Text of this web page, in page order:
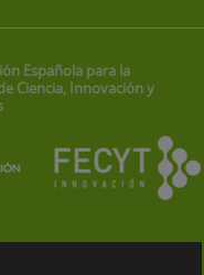
Española para la
Ciencia, Innovación y